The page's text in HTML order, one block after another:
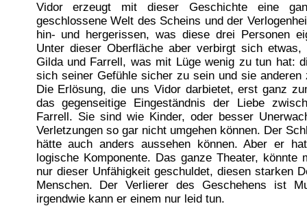
Vidor erzeugt mit dieser Geschichte eine
geschlossene Welt des Scheins und der
hin- und hergerissen, was diese drei Personen
Unter dieser Oberfläche aber verbirgt sich etwas,
Gilda und Farrell, was mit Lüge wenig zu tun hat:
sich seiner Gefühle sicher zu sein und sie anderen
Die Erlösung, die uns Vidor darbietet, erst ganz
das gegenseitige Eingeständnis der Liebe
Farrell. Sie sind wie Kinder, oder besser
Verletzungen so gar nicht umgehen können. Der
hätte auch anders aussehen können. Aber er
logische Komponente. Das ganze Theater, könnte
nur dieser Unfähigkeit geschuldet, diesen starken
Menschen. Der Verlierer des Geschehens ist
irgendwie kann er einem nur leid tun.